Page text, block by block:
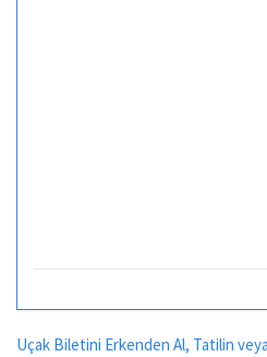
Uçak Biletini Erkenden Al, Tatilin